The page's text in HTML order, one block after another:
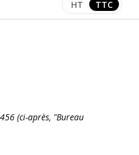
Afficher les
HT TTC
(ci-après, "Bureau